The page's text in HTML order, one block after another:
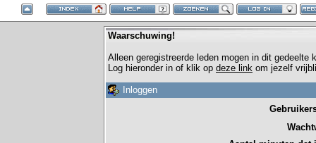
Waarschuwing!
Alleen geregistreerde leden mogen in dit gedeelte
Log hieronder in of klik op deze link om jezelf
Inloggen